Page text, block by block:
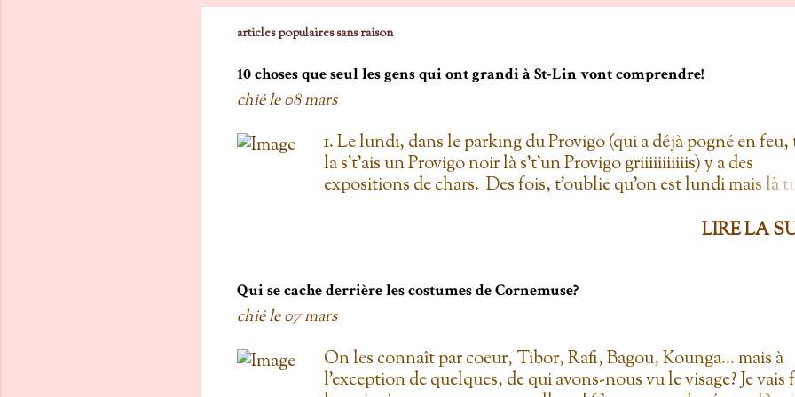
articles populaires sans raison
10 choses que seul les gens qui ont grandi à St-Lin vont comprendre!
chié le08 mars
1. Le lundi, dans le parking du Provigo (qui a déjà pogné en feu,
la s't'ais un Provigo noir là s't'un Provigo griiiiiiiiiiis) y a des
expositions de chars. Des fois, t'oublie qu'on est lundi mais là
toi, on est lundi ''. Life hack du Provigo: si tu te rends à la
pas de Super C! 2. L'entrepôt en Folie Fuck le Dollarama quand
as L'entrepôt en Folie! Ayant également déjà pogné en feu il y a
qu'au Dollo, mais dans mon temps, à la caisse, il y avait une
de testers de sucre à crème... pis yolo que j'en prenais plus
LIRE LA
Qui se cache derrière les costumes de Cornemuse?
chié le07 mars
On les connaît par coeur, Tibor, Rafi, Bagou, Kounga... mais à
l'exception de quelques, de qui avons-nous vu le visage? Je vais